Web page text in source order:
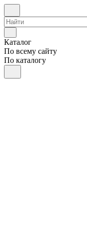
Каталог
По всему сайту
По каталогу